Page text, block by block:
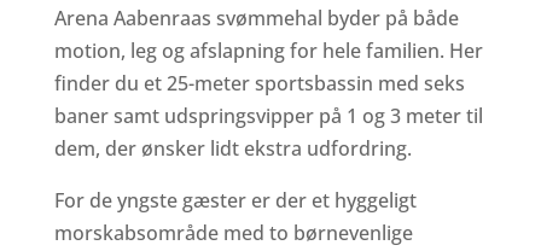
Arena Aabenraas svømmehal byder på både
motion, leg og afslapning for hele familien. Her
finder du et 25-meter sportsbassin med seks
baner samt udspringsvipper på 1 og 3 meter til
dem, der ønsker lidt ekstra udfordring.
For de yngste gæster er der et hyggeligt
morskabsområde med to børnevenlige